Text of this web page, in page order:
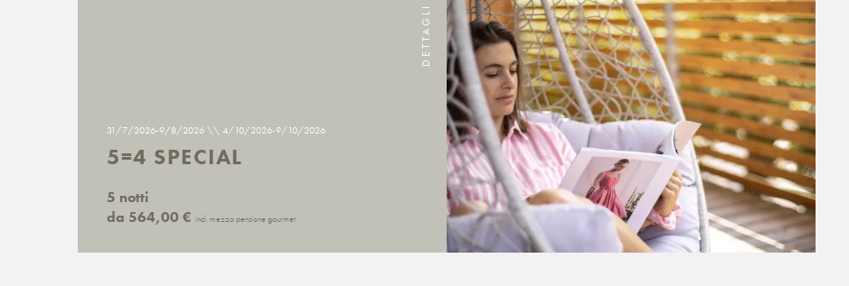
31/7/2026-9/8/2026 \\ 4/10/2026-9/10/2026
5=4 SPECIAL
5 notti
da 564,00 € incl. mezza pensione gourmet
DETTAGLI